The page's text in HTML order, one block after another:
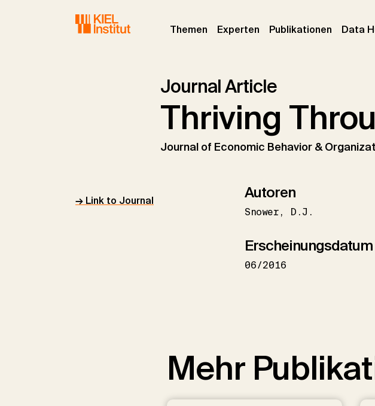
Themen (current)
Experten (current)
Publikationen (current)
Data
Journal Article
Thriving
Journal of Economic Behavior &
→ Link to Journal Autoren
Snower D.J.
Erscheinungsdatum
06/2016
Mehr